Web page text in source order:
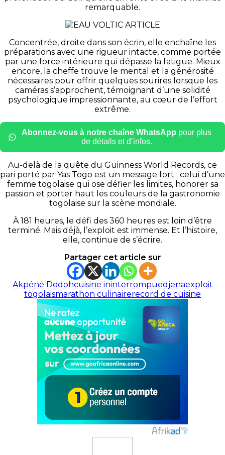
remarquable.
Concentrée, droite dans son écrin, elle enchaîne les
préparations avec une rigueur intacte, comme portée
par une force intérieure qui dépasse la fatigue. Mieux
encore, la cheffe trouve le mental et la générosité
nécessaires pour offrir quelques sourires lorsque les
caméras s’approchent, témoignant d’une solidité
psychologique impressionnante, au cœur de l’effort
extrême.
Abonnez-vous à notre chaîne WhatsApp pour plus
de détails et d’infos.
Au-delà de la quête du Guinness World Records, ce
pari porté par Yas Togo est un message fort : celui d’une
femme togolaise qui ose défier les limites, honorer sa
passion et porter haut les couleurs de la gastronomie
togolaise sur la scène mondiale.
À 181 heures, le défi des 360 heures est loin d’être
terminé. Mais déjà, l’exploit est immense. Et l’histoire,
elle, continue de s’écrire.
Partager cet article sur
Akpéné Dodohcuisine ininterrompuedjenaexploit
togolaismarathon culinairerecord de cuisine